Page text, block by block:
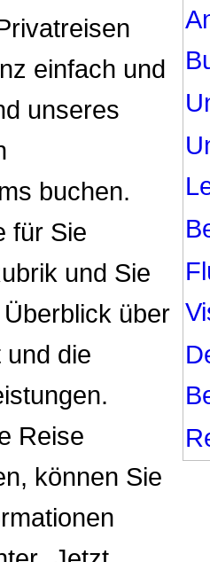
einfach und
unseres
buchen.
für Sie
und Sie
über
und die
Reise
können Sie